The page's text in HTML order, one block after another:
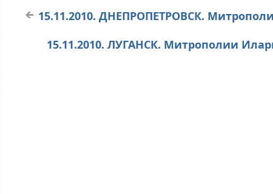
15.11.2010. ДНЕПРОПЕТРОВСК.
15.11.2010. ЛУГАНСК. Митрополии